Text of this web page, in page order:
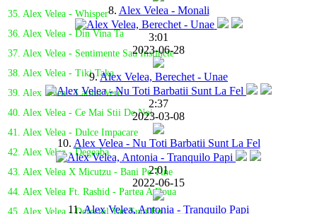
35. Alex Velea - Whisper
36. Alex Velea - Din Vina Ta
37. Alex Velea - Sentimente Sau Instincte
38. Alex Velea - Tiki Taka
39. Alex Velea - Latino Vero
40. Alex Velea - Ce Mai Stii De Noi
41. Alex Velea - Dulce Impacare
42. Alex Velea - Degeaba
43. Alex Velea X Micutzu - Bani Pe Tine
44. Alex Velea Ft. Rashid - Partea A Doua
45. Alex Velea - Defectul Tau Sunt Eu
8. Alex Velea - Monali
3:01
2023-06-28
9.Alex Velea, Berechet - Unae
2:37
2023-03-08
10. Alex Velea - Nu Toti Barbatii Sunt La Fel
2:01
2022-06-15
11.Alex Velea, Antonia - Tranquilo Papi